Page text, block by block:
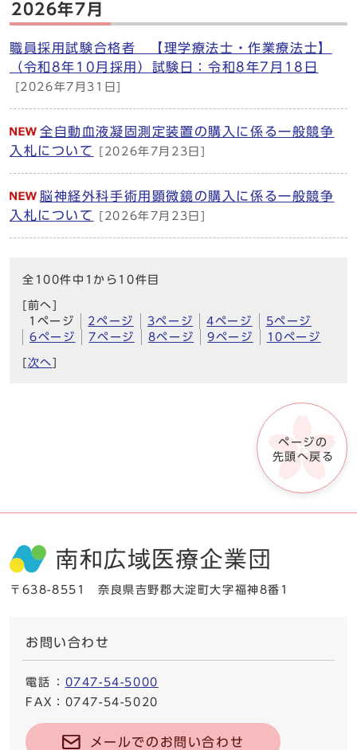
2026年7月
職員採用試験合格者 【理学療法士・作業療法士】
（令和8年10月採用）試験日：令和8年7月18日
[2026年7月31日]
全自動血液凝固測定装置の購入に係る一般競争
入札について
[2026年7月23日]
脳神経外科手術用顕微鏡の購入に係る一般競争
入札について
[2026年7月23日]
全100件中1から10件目
[前へ]
1ページ
2ページ 3ページ 4ページ
5ページ
6ページ
7ページ 8ページ 9ページ 10ページ
次へ
ページの
先頭へ戻る
〒638-8551 奈良県吉野郡大淀町大字福神8番1
お問い合わせ
電話 ： 0747-54-5000
FAX ：0747-54-5020
メールでのお問い合わせ